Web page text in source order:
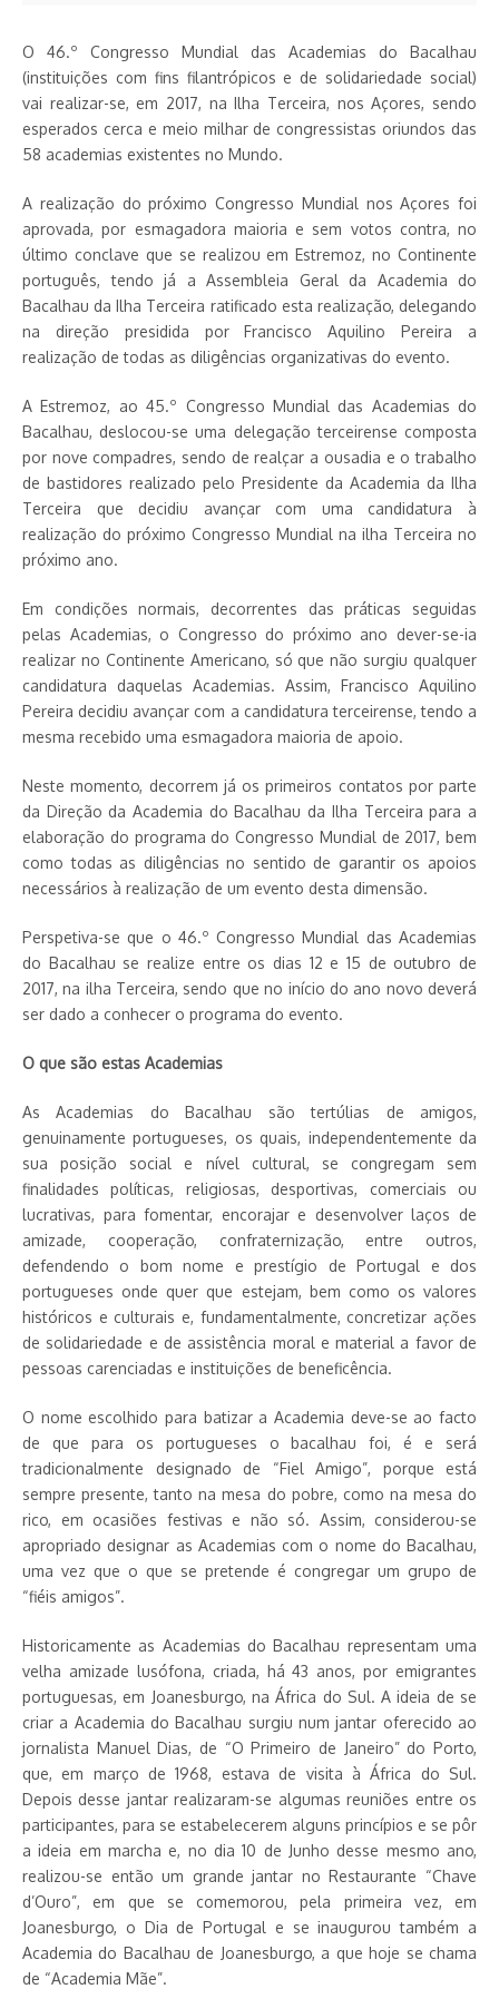
O 46.º Congresso Mundial das Academias do Bacalhau
(instituições com fins filantrópicos e de solidariedade social)
vai realizar-se, em 2017, na Ilha Terceira, nos Açores, sendo
esperados cerca e meio milhar de congressistas oriundos das
58 academias existentes no Mundo.
A realização do próximo Congresso Mundial nos Açores foi
aprovada, por esmagadora maioria e sem votos contra, no
último conclave que se realizou em Estremoz, no Continente
português, tendo já a Assembleia Geral da Academia do
Bacalhau da Ilha Terceira ratificado esta realização, delegando
na direção presidida por Francisco Aquilino Pereira a
realização de todas as diligências organizativas do evento.
A Estremoz, ao 45.º Congresso Mundial das Academias do
Bacalhau, deslocou-se uma delegação terceirense composta
por nove compadres, sendo de realçar a ousadia e o trabalho
de bastidores realizado pelo Presidente da Academia da Ilha
Terceira que decidiu avançar com uma candidatura à
realização do próximo Congresso Mundial na ilha Terceira no
próximo ano.
Em condições normais, decorrentes das práticas seguidas
pelas Academias, o Congresso do próximo ano dever-se-ia
realizar no Continente Americano, só que não surgiu qualquer
candidatura daquelas Academias. Assim, Francisco Aquilino
Pereira decidiu avançar com a candidatura terceirense, tendo a
mesma recebido uma esmagadora maioria de apoio.
Neste momento, decorrem já os primeiros contatos por parte
da Direção da Academia do Bacalhau da Ilha Terceira para a
elaboração do programa do Congresso Mundial de 2017, bem
como todas as diligências no sentido de garantir os apoios
necessários à realização de um evento desta dimensão.
Perspetiva-se que o 46.º Congresso Mundial das Academias
do Bacalhau se realize entre os dias 12 e 15 de outubro de
2017, na ilha Terceira, sendo que no início do ano novo deverá
ser dado a conhecer o programa do evento.
O que são estas Academias
As Academias do Bacalhau são tertúlias de amigos,
genuinamente portugueses, os quais, independentemente da
sua posição social e nível cultural, se congregam sem
finalidades políticas, religiosas, desportivas, comerciais ou
lucrativas, para fomentar, encorajar e desenvolver laços de
amizade, cooperação, confraternização, entre outros,
defendendo o bom nome e prestígio de Portugal e dos
portugueses onde quer que estejam, bem como os valores
históricos e culturais e, fundamentalmente, concretizar ações
de solidariedade e de assistência moral e material a favor de
pessoas carenciadas e instituições de beneficência.
O nome escolhido para batizar a Academia deve-se ao facto
de que para os portugueses o bacalhau foi, é e será
tradicionalmente designado de “Fiel Amigo”, porque está
sempre presente, tanto na mesa do pobre, como na mesa do
rico, em ocasiões festivas e não só. Assim, considerou-se
apropriado designar as Academias com o nome do Bacalhau,
uma vez que o que se pretende é congregar um grupo de
“fiéis amigos”.
Historicamente as Academias do Bacalhau representam uma
velha amizade lusófona, criada, há 43 anos, por emigrantes
portuguesas, em Joanesburgo, na África do Sul. A ideia de se
criar a Academia do Bacalhau surgiu num jantar oferecido ao
jornalista Manuel Dias, de “O Primeiro de Janeiro” do Porto,
que, em março de 1968, estava de visita à África do Sul.
Depois desse jantar realizaram-se algumas reuniões entre os
participantes, para se estabelecerem alguns princípios e se pôr
a ideia em marcha e, no dia 10 de Junho desse mesmo ano,
realizou-se então um grande jantar no Restaurante “Chave
d’Ouro”, em que se comemorou, pela primeira vez, em
Joanesburgo, o Dia de Portugal e se inaugurou também a
Academia do Bacalhau de Joanesburgo, a que hoje se chama
de “Academia Mãe”.